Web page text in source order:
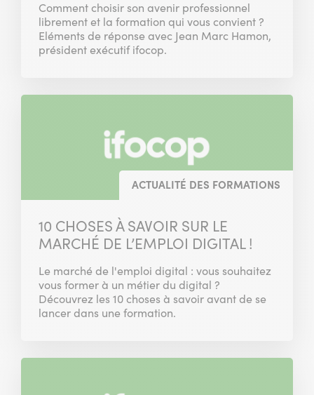
Comment choisir son avenir professionnel
librement et la formation qui vous convient ?
Eléments de réponse avec Jean Marc Hamon,
président exécutif ifocop.
ACTUALITÉ DES FORMATIONS
10 CHOSES À SAVOIR SUR LE
MARCHÉ DE L’EMPLOI DIGITAL !
Le marché de l'emploi digital : vous souhaitez
vous former à un métier du digital ?
Découvrez les 10 choses à savoir avant de se
lancer dans une formation.